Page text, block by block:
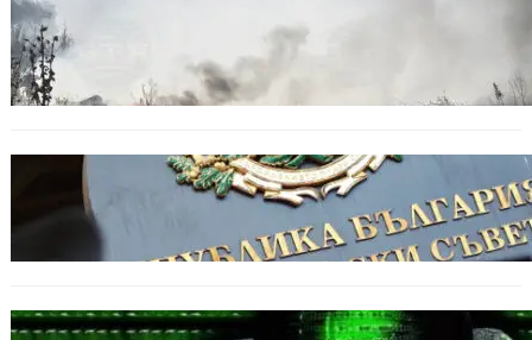
Пожарите в България не спират: 141
огнища за последното денонощие.
БЪЛГАРИЯ
Кабинетът прие нов статут за професиите в
спортната подготовка
БЪЛГАРИЯ